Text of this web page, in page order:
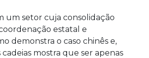
um setor cuja consolidação
estatal e
demonstra o caso chinês e,
mostra que ser apenas